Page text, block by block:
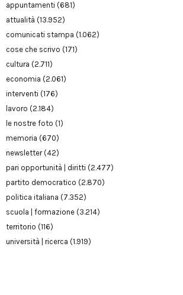
appuntamenti (681)
attualità (13.952)
comunicati stampa (1.062)
cose che scrivo (171)
cultura (2.711)
economia (2.061)
interventi (176)
lavoro (2.184)
le nostre foto (1)
memoria (670)
newsletter(42)
pari opportunità | diritti (2.477)
partito democratico (2.870)
politica italiana (7.352)
scuola | formazione (3.214)
territorio (116)
università | ricerca (1.919)